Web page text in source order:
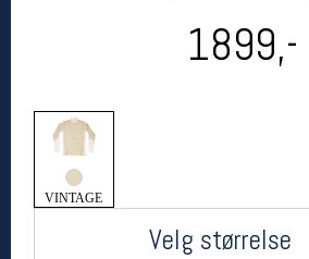
1899,-
VINTAGE
Velg størrelse
Oslo Sportslager
Torggata 20
0183 Oslo
Telefon: 23 32 62 00
(telefontid man-fredag klokken 10-